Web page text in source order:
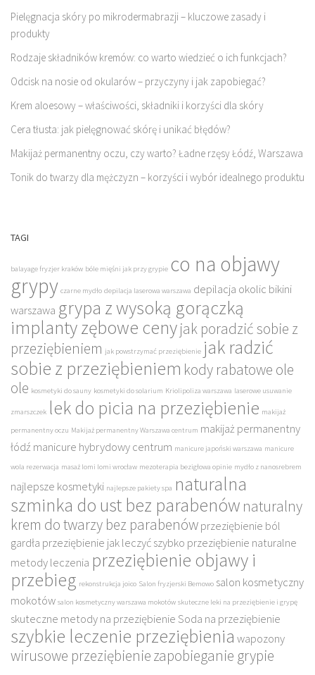
Pielęgnacja skóry po mikrodermabrazji – kluczowe zasady i
produkty
Rodzaje składników kremów: co warto wiedzieć o ich funkcjach?
Odcisk na nosie od okularów – przyczyny i jak zapobiegać?
Krem aloesowy – właściwości, składniki i korzyści dla skóry
Cera tłusta: jak pielęgnować skórę i unikać błędów?
Makijaż permanentny oczu, czy warto? Ładne rzęsy Łódź, Warszawa
Tonik do twarzy dla mężczyzn – korzyści i wybór idealnego produktu
TAGI
balayage fryzjer kraków bóle mięśni jak przy grypie co na objawy
grypy czarne mydło depilacja laserowa warszawa depilacja okolic bikini
warszawa grypa z wysoką gorączką
implanty zębowe cenyjak poradzić sobie z
przeziębieniem jak powstrzymać przeziębienie jak radzić
sobie z przeziębieniem kody rabatowe ole
ole kosmetyki do sauny kosmetyki do solarium Kriolipoliza warszawa laserowe usuwanie
zmarszczek lek do picia na przeziębienie makijaż
permanentny oczu Makijaż permanentny Warszawa centrum makijaż permanentny
łódź manicure hybrydowy centrum manicure japoński warszawa manicure
wola rezerwacja masaż lomi lomi wrocław mezoterapia bezigłowa opinie mydło z nanosrebrem
najlepsze kosmetyki najlepsze pakiety spa naturalna
szminka do ust bez parabenów naturalny
krem do twarzy bez parabenówprzeziębienie ból
gardła przeziębienie jak leczyć szybko przeziębienie naturalne
metody leczenia przeziębienie objawy i
przebieg rekonstrukcja joico Salon fryzjerski Bemowo salon kosmetyczny
mokotów salon kosmetyczny warszawa mokotów skuteczne leki na przeziębienie i grypę
skuteczne metody na przeziębienieSoda na przeziębienie
szybkie leczenie przeziębienia wapozony
wirusowe przeziębieniezapobieganie grypie